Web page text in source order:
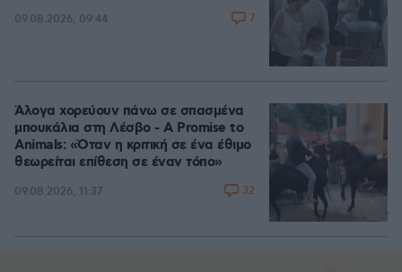
09.08.2026, 09:44 7
Άλογα χορεύουν πάνω σε σπασμένα
μπουκάλια στη Λέσβο - A Promise to
Animals: «Όταν η κριτική σε ένα έθιμο
θεωρείται επίθεση σε έναν τόπο»
09.08.2026, 11:37 32